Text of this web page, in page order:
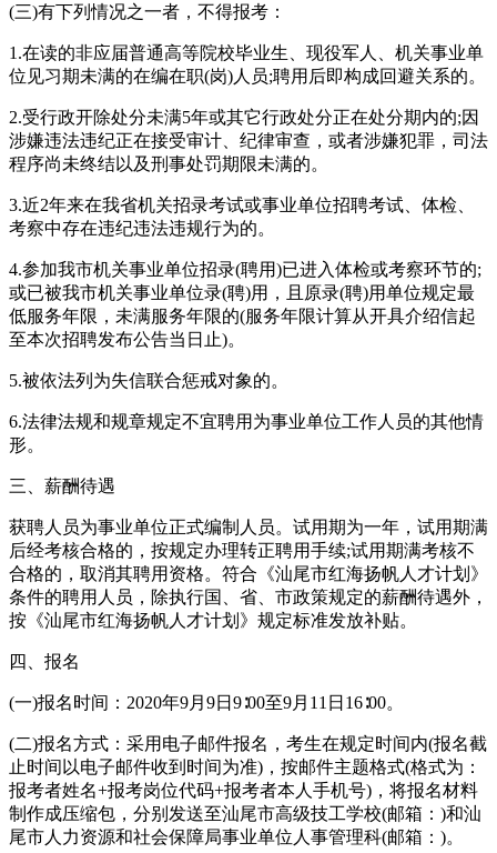
(三)有下列情况之一者，不得报考：
1.在读的非应届普通高等院校毕业生、现役军人、机关事业单
位见习期未满的在编在职(岗)人员;聘用后即构成回避关系的。
2.受行政开除处分未满5年或其它行政处分正在处分期内的;因
涉嫌违法违纪正在接受审计、纪律审查，或者涉嫌犯罪，司法
程序尚未终结以及刑事处罚期限未满的。
3.近2年来在我省机关招录考试或事业单位招聘考试、体检、
考察中存在违纪违法违规行为的。
4.参加我市机关事业单位招录(聘用)已进入体检或考察环节的;
或已被我市机关事业单位录(聘)用，且原录(聘)用单位规定最
低服务年限，未满服务年限的(服务年限计算从开具介绍信起
至本次招聘发布公告当日止)。
5.被依法列为失信联合惩戒对象的。
6.法律法规和规章规定不宜聘用为事业单位工作人员的其他情
形。
三、薪酬待遇
获聘人员为事业单位正式编制人员。试用期为一年，试用期满
后经考核合格的，按规定办理转正聘用手续;试用期满考核不
合格的，取消其聘用资格。符合《汕尾市红海扬帆人才计划》
条件的聘用人员，除执行国、省、市政策规定的薪酬待遇外，
按《汕尾市红海扬帆人才计划》规定标准发放补贴。
四、报名
(一)报名时间：2020年9月9日9∶00至9月11日16∶00。
(二)报名方式：采用电子邮件报名，考生在规定时间内(报名截
止时间以电子邮件收到时间为准)，按邮件主题格式(格式为：
报考者姓名+报考岗位代码+报考者本人手机号)，将报名材料
制作成压缩包，分别发送至汕尾市高级技工学校(邮箱：)和汕
尾市人力资源和社会保障局事业单位人事管理科(邮箱：)。